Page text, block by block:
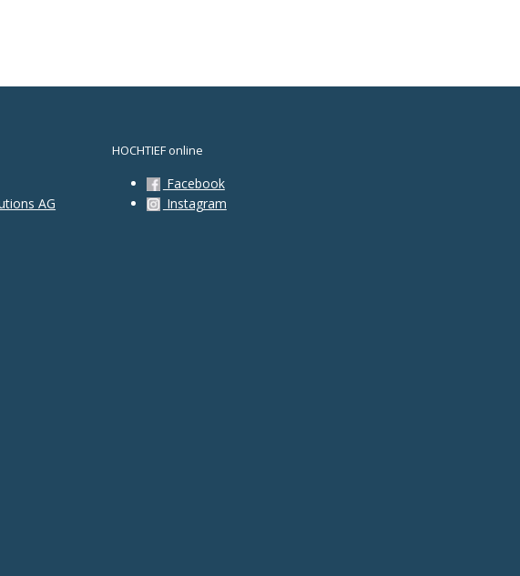
AG
HOCHTIEF online
Facebook
Instagram